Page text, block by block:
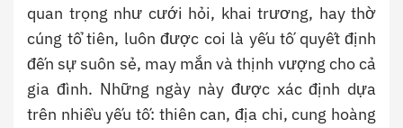
quan trọng như cưới hỏi, khai trương, hay thờ
cúng tổ tiên, luôn được coi là yếu tố quyết định
đến sự suôn sẻ, may mắn và thịnh vượng cho cả
gia đình. Những ngày này được xác định dựa
trên nhiều yếu tố: thiên can, địa chi, cung hoàng